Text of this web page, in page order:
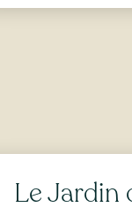
Le Jardin